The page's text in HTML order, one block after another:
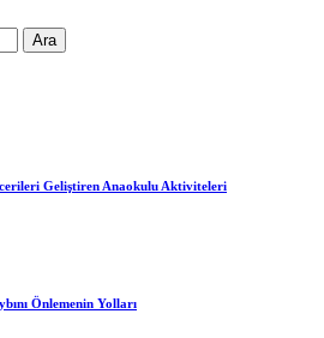
Geliştiren Anaokulu Aktiviteleri
Önlemenin Yolları